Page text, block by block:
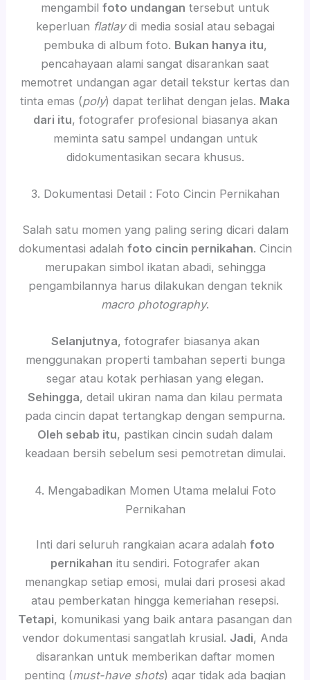
mengambil foto undangan tersebut untuk
keperluan flatlaydi media sosial atau sebagai
pembuka di album foto. Bukan hanya itu,
pencahayaan alami sangat disarankan saat
memotret undangan agar detail tekstur kertas dan
tinta emas (poly) dapat terlihat dengan jelas. Maka
dari itu, fotografer profesional biasanya akan
meminta satu sampel undangan untuk
didokumentasikan secara khusus.
3. Dokumentasi Detail : Foto Cincin Pernikahan
Salah satu momen yang paling sering dicari dalam
dokumentasi adalah foto cincin pernikahan. Cincin
merupakan simbol ikatan abadi, sehingga
pengambilannya harus dilakukan dengan teknik
macro photography.
Selanjutnya, fotografer biasanya akan
menggunakan properti tambahan seperti bunga
segar atau kotak perhiasan yang elegan.
Sehingga, detail ukiran nama dan kilau permata
pada cincin dapat tertangkap dengan sempurna.
Oleh sebab itu, pastikan cincin sudah dalam
keadaan bersih sebelum sesi pemotretan dimulai.
4. Mengabadikan Momen Utama melalui Foto
Pernikahan
Inti dari seluruh rangkaian acara adalah foto
pernikahan itu sendiri. Fotografer akan
menangkap setiap emosi, mulai dari prosesi akad
atau pemberkatan hingga kemeriahan resepsi.
Tetapi, komunikasi yang baik antara pasangan dan
vendor dokumentasi sangatlah krusial. Jadi, Anda
disarankan untuk memberikan daftar momen
penting (must-have shots) agar tidak ada bagian